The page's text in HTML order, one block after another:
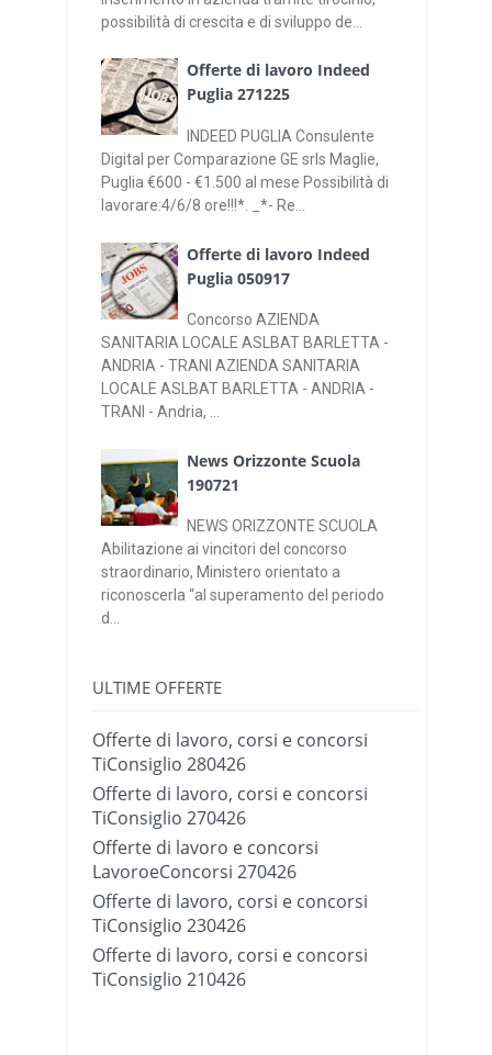
possibilità di crescita e di sviluppo de...
Offerte di lavoro Indeed
Puglia 271225
INDEED PUGLIA Consulente
Digital per Comparazione GE srls Maglie,
Puglia €600 - €1.500 al mese Possibilità di
lavorare:4/6/8 ore!!!*. _*- Re...
Offerte di lavoro Indeed
Puglia 050917
Concorso AZIENDA
SANITARIA LOCALE ASLBAT BARLETTA -
ANDRIA - TRANI AZIENDA SANITARIA
LOCALE ASLBAT BARLETTA - ANDRIA -
TRANI - Andria, ...
News Orizzonte Scuola
190721
NEWS ORIZZONTE SCUOLA
Abilitazione ai vincitori del concorso
straordinario, Ministero orientato a
riconoscerla “al superamento del periodo
d...
ULTIME OFFERTE
Offerte di lavoro, corsi e concorsi
TiConsiglio 280426
Offerte di lavoro, corsi e concorsi
TiConsiglio 270426
Offerte di lavoro e concorsi
LavoroeConcorsi 270426
Offerte di lavoro, corsi e concorsi
TiConsiglio 230426
Offerte di lavoro, corsi e concorsi
TiConsiglio 210426